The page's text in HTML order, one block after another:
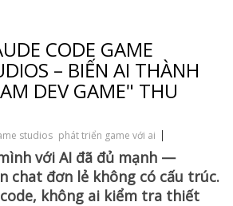
CODE GAME
– BIẾN AI THÀNH
DEV GAME" THU
studios phát triển game với ai
với AI đã đủ mạnh —
chat đơn lẻ không có cấu trúc.
không ai kiểm tra thiết